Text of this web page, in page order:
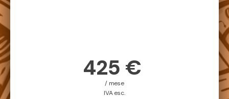
425 €
/ mese
IVA esc.